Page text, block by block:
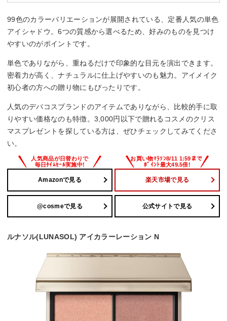
99色のカラーバリエーションが展開されている、定番人気の単色
アイシャドウ。6つの質感から選べるため、好みのものを見つけ
やすいのがポイントです。
単色でありながら、重ねるだけで印象的な目元を演出できます。
密着力が高く、ナチュラルに仕上げやすいのも魅力。アイメイク
初心者の方への贈り物にもぴったりです。
人気のデパコスブランドのアイテムでありながら、比較的手に取
りやすい価格なのも特徴。3,000円以下で贈れるコスメのクリス
マスプレゼントを探している方は、ぜひチェックしてみてくださ
い。
Amazonで見る 楽天市場で見る
@cosmeで見る 公式サイトで見る
ルナソル(LUNASOL) アイカラーレーション N